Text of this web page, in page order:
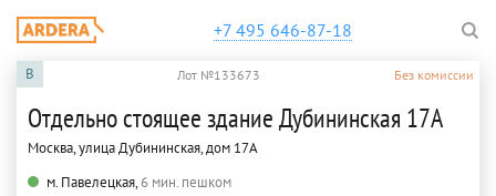
+7 495 646-87-18
B Лот №133673 Без комиссии
Отдельно стоящее здание Дубининская 17А
Москва, улица Дубининская, дом 17А
м. Павелецкая,6 мин. пешком